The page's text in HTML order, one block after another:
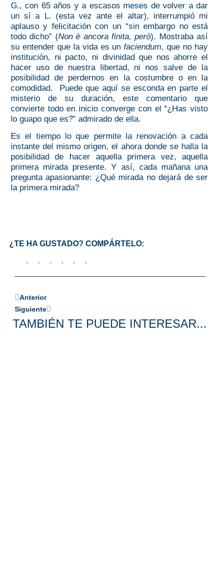
G., con 65 años y a escasos meses de volver a dar
un sí a L. (esta vez ante el altar), interrumpió mi
aplauso y felicitación con un “sin embargo no está
todo dicho” (Non è ancora finita, però). Mostraba así
su entender que la vida es unfaciendum, que no hay
institución, ni pacto, ni divinidad que nos ahorre el
hacer uso de nuestra libertad, ni nos salve de la
posibilidad de perdernos en la costumbre o en la
comodidad. Puede que aquí se esconda en parte el
misterio de su duración, este comentario que
convierte todo en inicio converge con el “¿Has visto
lo guapo que es?” admirado de ella.
Es el tiempo lo que permite la renovación a cada
instante del mismo origen, el ahora donde se halla la
posibilidad de hacer aquella primera vez, aquella
primera mirada presente. Y así, cada mañana una
pregunta apasionante: ¿Qué mirada no dejará de ser
la primera mirada?
¿TE HA GUSTADO? COMPÁRTELO:
Anterior
Siguiente
TAMBIÉN TE PUEDE INTERESAR...